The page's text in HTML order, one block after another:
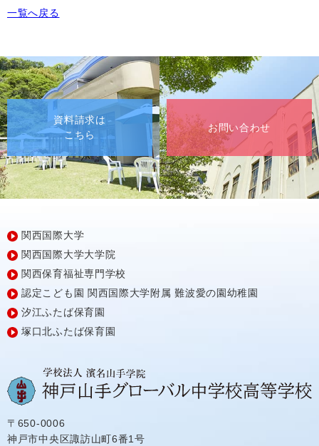
一覧へ戻る
資料請求は
こちら
お問い合わせ
関西国際大学
関西国際大学大学院
関西保育福祉専門学校
認定こども園 関西国際大学附属 難波愛の園幼稚園
汐江ふたば保育園
塚口北ふたば保育園
〒650-0006
神戸市中央区諏訪山町6番1号